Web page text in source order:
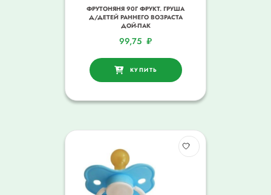
ФРУТОНЯНЯ 90Г ФРУКТ. ГРУША
Д/ДЕТЕЙ РАННЕГО ВОЗРАСТА
ДОЙ-ПАК
99,75 ₽
КУПИТЬ